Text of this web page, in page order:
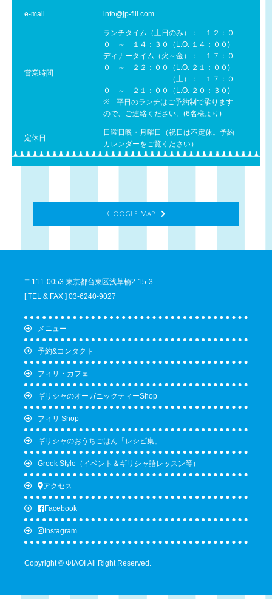
e-mail info@jp-fili.com
営業時間
ランチタイム（土日のみ）： １２：０
０ ～ １４：３０（L.O. １４：００)
ディナータイム（火～金）： １７：０
０ ～ ２２：００（L.O. ２１：００)
（土）： １７：０
０ ～ ２１：００（L.O. ２０：３０)
※ 平日のランチはご予約制で承ります
ので、ご連絡ください。(6名様より)
定休日
日曜日晩・月曜日（祝日は不定休。予約
カレンダーをご覧ください）
Google Map
〒111-0053 東京都台東区浅草橋2-15-3
[ TEL & FAX ] 03-6240-9027
メニュー
予約&コンタクト
フィリ・カフェ
ギリシャのオーガニックティーShop
フィリ Shop
ギリシャのおうちごはん「レシピ集」
Greek Style（イベント＆ギリシャ語レッスン等）
アクセス
Facebook
Instagram
Copyright © ΦΙΛΟΙ All Right Reserved.